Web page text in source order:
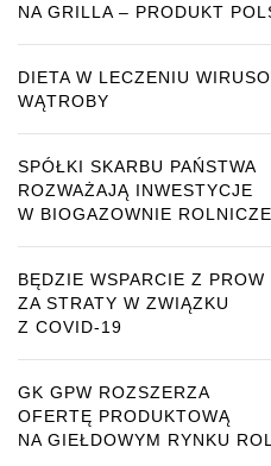
NA GRILLA – PRODUKT
DIETA W LECZENIU
WĄTROBY
SPÓŁKI SKARBU PAŃSTWA
ROZWAŻAJĄ INWESTYCJE
W BIOGAZOWNIE ROLNICZE
BĘDZIE WSPARCIE Z PROW
ZA STRATY W ZWIĄZKU
Z COVID-19
GK GPW ROZSZERZA
OFERTĘ PRODUKTOWĄ
NA GIEŁDOWYM RYNKU